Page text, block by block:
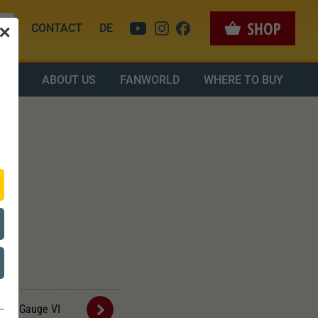
CONTACT DE
ABOUT US FANWORLD WHERE TO BUY
Gauge VI